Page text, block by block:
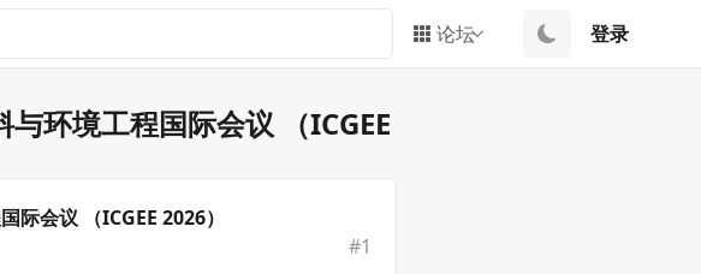
论坛 登录
环境工程国际会议 （ICGEE
际会议 （ICGEE 2026）
#1